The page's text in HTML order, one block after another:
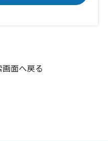
面へ戻る